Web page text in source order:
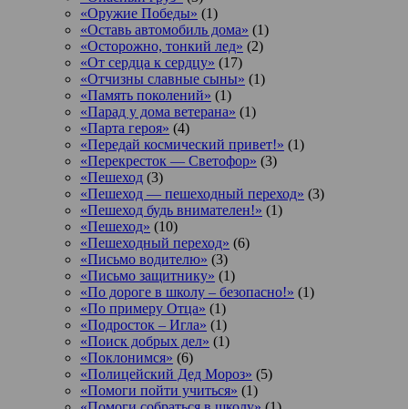
«Оружие Победы» (1)
«Оставь автомобиль дома» (1)
«Осторожно, тонкий лед» (2)
«От сердца к сердцу» (17)
«Отчизны славные сыны» (1)
«Память поколений» (1)
«Парад у дома ветерана» (1)
«Парта героя» (4)
«Передай космический привет!» (1)
«Перекресток — Светофор» (3)
«Пешеход (3)
«Пешеход — пешеходный переход» (3)
«Пешеход будь внимателен!» (1)
«Пешеход» (10)
«Пешеходный переход» (6)
«Письмо водителю» (3)
«Письмо защитнику» (1)
«По дороге в школу – безопасно!» (1)
«По примеру Отца» (1)
«Подросток ‒ Игла» (1)
«Поиск добрых дел» (1)
«Поклонимся» (6)
«Полицейский Дед Мороз» (5)
«Помоги пойти учиться» (1)